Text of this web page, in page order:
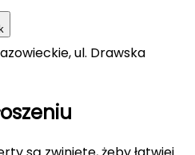
ul. Drawska